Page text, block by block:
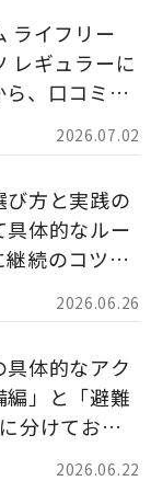
2026.07.02
ライフリー
レギュラーに
、口コミ、
活用法まで
します。
2026.06.26
方と実践の
具体的なルー
続のコツま
します。
2026.06.22
体的なアク
編」と「避難
分けてお届